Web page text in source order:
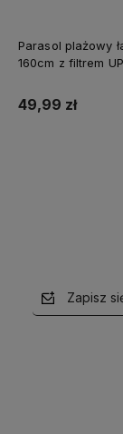
Parasol plażowy
160cm z filtrem
49,99 zł
Zapisz